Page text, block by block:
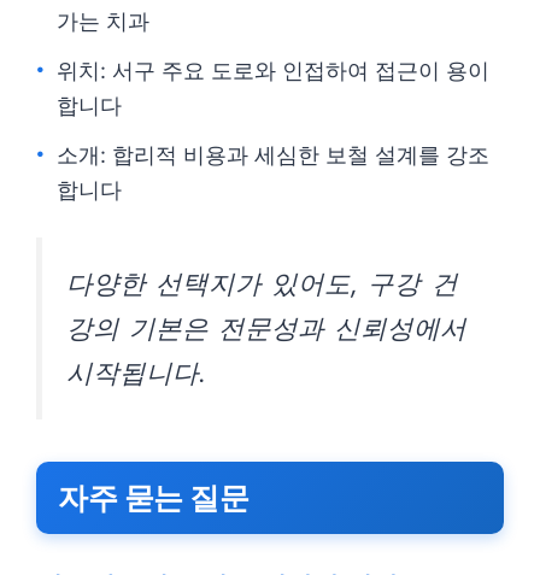
가는 치과
위치: 서구 주요 도로와 인접하여 접근이 용이
합니다
소개: 합리적 비용과 세심한 보철 설계를 강조
합니다
다양한 선택지가 있어도, 구강 건
강의 기본은 전문성과 신뢰성에서
시작됩니다.
자주 묻는 질문